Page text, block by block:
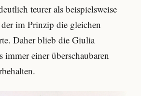
teurer als beispielsweise
im Prinzip die gleichen
Daher blieb die Giulia
immer einer überschaubaren